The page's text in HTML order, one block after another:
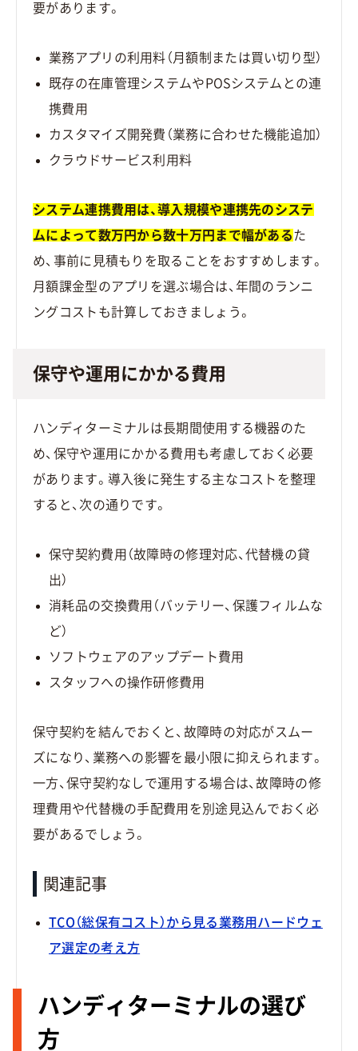
要があります。
業務アプリの利用料（月額制または買い切り型）
既存の在庫管理システムやPOSシステムとの連
携費用
カスタマイズ開発費（業務に合わせた機能追加）
クラウドサービス利用料
システム連携費用は、導入規模や連携先のシステ
ムによって数万円から数十万円まで幅があるた
め、事前に見積もりを取ることをおすすめします。
月額課金型のアプリを選ぶ場合は、年間のランニ
ングコストも計算しておきましょう。
保守や運用にかかる費用
ハンディターミナルは長期間使用する機器のた
め、保守や運用にかかる費用も考慮しておく必要
があります。導入後に発生する主なコストを整理
すると、次の通りです。
保守契約費用（故障時の修理対応、代替機の貸
出）
消耗品の交換費用（バッテリー、保護フィルムな
ど）
ソフトウェアのアップデート費用
スタッフへの操作研修費用
保守契約を結んでおくと、故障時の対応がスムー
ズになり、業務への影響を最小限に抑えられます。
一方、保守契約なしで運用する場合は、故障時の修
理費用や代替機の手配費用を別途見込んでおく必
要があるでしょう。
関連記事
TCO（総保有コスト）から見る業務用ハードウェ
ア選定の考え方
ハンディターミナルの選び
方